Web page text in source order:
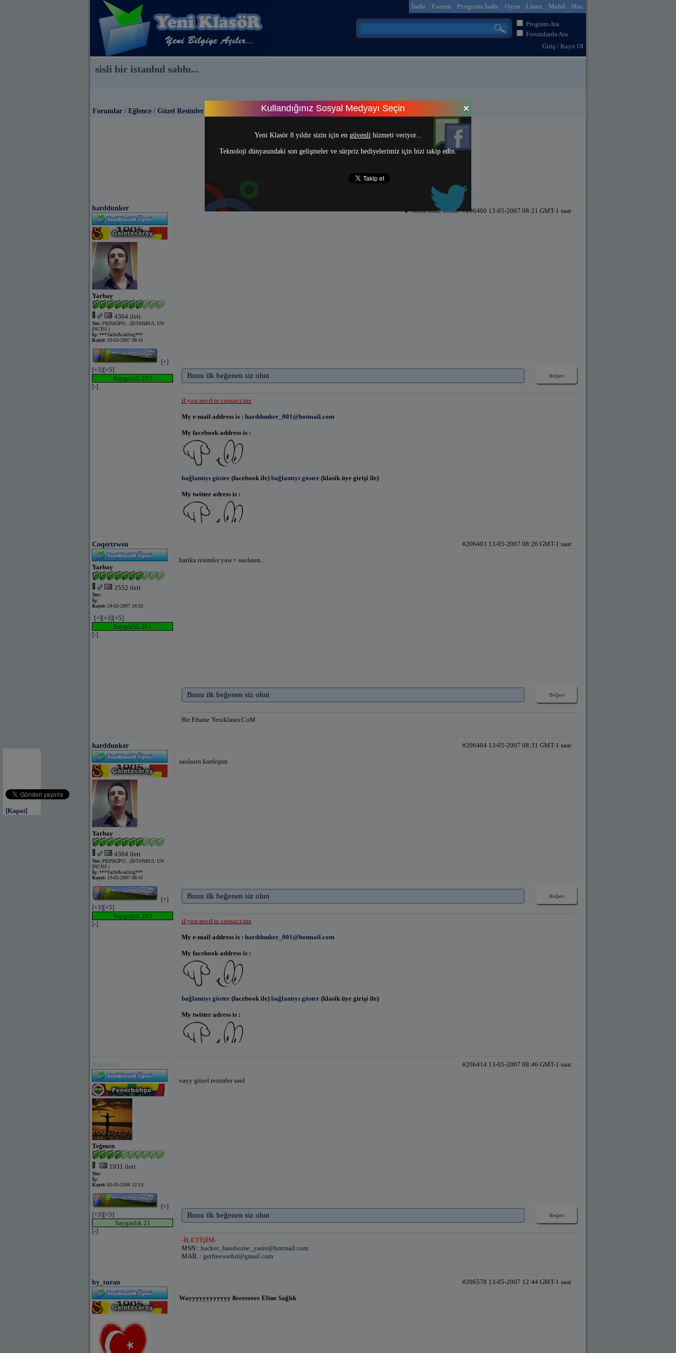
[Kapat]
Mac
Mobil
Linux
Oyun
Program İndir
Forum
İndir
Program Ara
Forumlarda Ara
Giriş / Kayıt Ol
Kullandığınız Sosyal Medyayı Seçin
Yeni Klasör 8 yıldır sizin için en güvenlihizmeti veriyor...
Teknoloji dünyasındaki son gelişmeler ve sürpriz hediyelerimiz için bizi takip edin.
sisli bir istanbul sabhı...
Forumlar / Eğlence / Güzel Resimler
harddunker
Yarbay
4364 ileti
Yer: PRİNKİPO...(İSTANBUL UN
İNCİSİ )
İş: ***Yacht&sailing***
Kayıt: 19-03-2007 08:41
[+]
[+3][+5]
Saygınlık 293
[-]
Kırık Link Bildir!#206400 13-05-2007 08:21 GMT-1 saat
Bunu ilk beğenen siz olun
if you need to contact me
My e-mail address is : harddunker_001@hotmail.com
My facebook address is :
bağlantıyı göster (facebook ile) bağlantıyı göster (klasik üye girişi ile)
My twitter adress is :
Coqertrwen
Yarbay
2552 ileti
Yer:
İş:
Kayıt: 24-02-2007 18:32
[+][+3][+5]
Saygınlık 261
[-]
#206403 13-05-2007 08:26 GMT-1 saat
harika resimler yaw + saolasın..
Bunu ilk beğenen siz olun
Bir Efsane Yeniklasor.CoM
harddunker
Yarbay
4364 ileti
Yer: PRİNKİPO...(İSTANBUL UN
İNCİSİ )
İş: ***Yacht&sailing***
Kayıt: 19-03-2007 08:41
[+]
[+3][+5]
Saygınlık 293
[-]
#206404 13-05-2007 08:31 GMT-1 saat
saolasın kardeşim
Bunu ilk beğenen siz olun
if you need to contact me
My e-mail address is : harddunker_001@hotmail.com
My facebook address is :
bağlantıyı göster (facebook ile) bağlantıyı göster (klasik üye girişi ile)
My twitter adress is :
Teğmen
1931 ileti
Yer:
İş:
Kayıt: 05-05-2006 12:13
[+]
[+3][+5]
Saygınlık 21
[-]
#206414 13-05-2007 08:46 GMT-1 saat
vayy güzel resimler saol
Bunu ilk beğenen siz olun
-İLETİŞİM-
MSN : hacker_handsome_yasin@hotmail.com
MAİL : getfreeuseful@gmail.com
by_turan #206578 13-05-2007 12:44 GMT-1 saat
Wayyyyyyyyyyyy ßeeeeeeee Eline Sağlık